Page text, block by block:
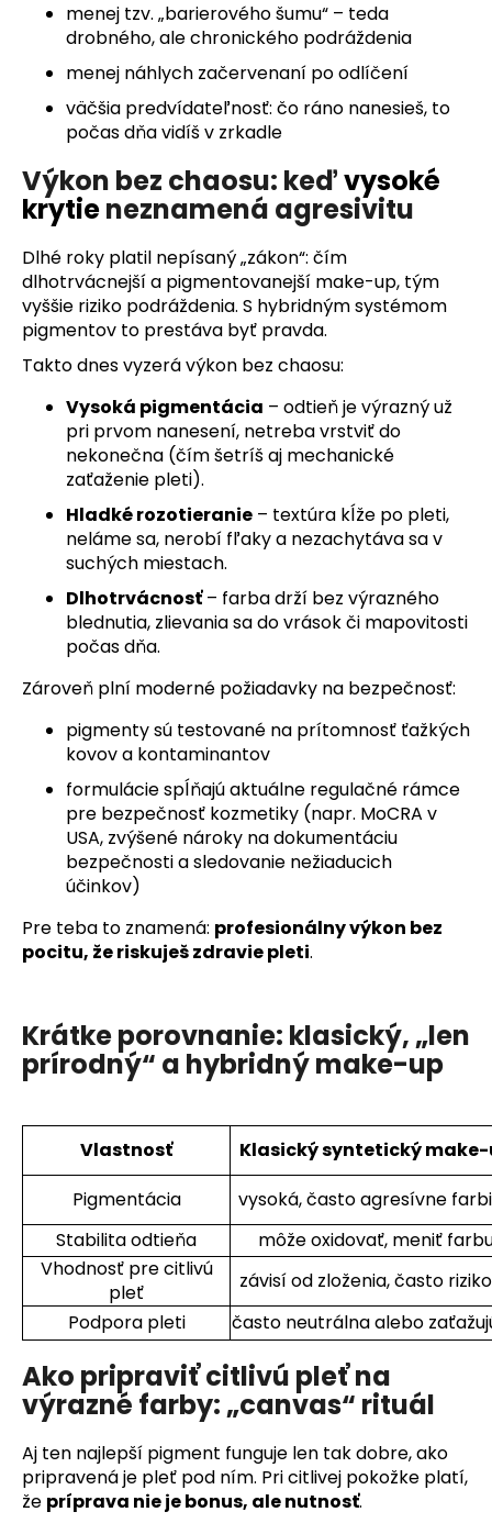
menej tzv. „barierového šumu“ – teda
drobného, ale chronického podráždenia
menej náhlych začervenaní po odlíčení
väčšia predvídateľnosť: čo ráno nanesieš, to
počas dňa vidíš v zrkadle
Výkon bez chaosu: keďvysoké
krytieneznamená agresivitu
Dlhé roky platil nepísaný „zákon“: čím
dlhotrvácnejší a pigmentovanejší make-up, tým
vyššie riziko podráždenia. S hybridným systémom
pigmentov to prestáva byť pravda.
Takto dnes vyzerá výkon bez chaosu:
Vysoká pigmentácia – odtieň je výrazný už
pri prvom nanesení, netreba vrstviť do
nekonečna (čím šetríš aj mechanické
zaťaženie pleti).
Hladké rozotieranie – textúra kĺže po pleti,
neláme sa, nerobí fľaky a nezachytáva sa v
suchých miestach.
Dlhotrvácnosť – farba drží bez výrazného
blednutia, zlievania sa do vrások či mapovitosti
počas dňa.
Zároveň plní moderné požiadavky na bezpečnosť:
pigmenty sú testované na prítomnosť ťažkých
kovov a kontaminantov
formulácie spĺňajú aktuálne regulačné rámce
pre bezpečnosť kozmetiky (napr. MoCRA v
USA, zvýšené nároky na dokumentáciu
bezpečnosti a sledovanie nežiaducich
účinkov)
Pre teba to znamená: profesionálny výkon bez
pocitu, že riskuješ zdravie pleti.
Krátke porovnanie: klasický, „len
prírodný“ a hybridný make-up
Vlastnosť
Klasický syntetický
Pigmentácia
vysoká, často agresívne
Stabilita odtieňa
môže oxidovať, meniť
Vhodnosť pre citlivú
pleť
závisí od zloženia, často
Podpora pleti
často neutrálna alebo
Ako pripraviť citlivú pleť na
výrazné farby: „canvas“ rituál
Aj ten najlepší pigment funguje len tak dobre, ako
pripravená je pleť pod ním. Pri citlivej pokožke platí,
že príprava nie je bonus, ale nutnosť.